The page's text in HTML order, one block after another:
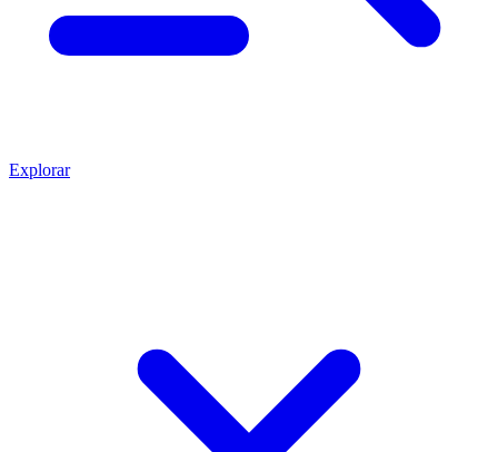
Explorar